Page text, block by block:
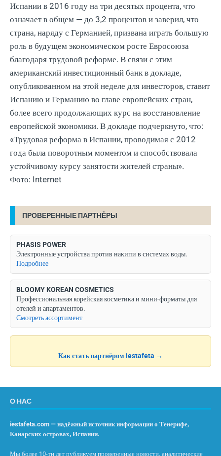
Испании в 2016 году на три десятых процента, что
означает в общем — до 3,2 процентов и заверил, что
страна, наряду с Германией, призвана играть большую
роль в будущем экономическом росте Евросоюза
благодаря трудовой реформе. В связи с этим
американский инвестиционный банк в докладе,
опубликованном на этой неделе для инвесторов, ставит
Испанию и Германию во главе европейских стран,
более всего продолжающих курс на восстановление
европейской экономики. В докладе подчеркнуто, что:
«Трудовая реформа в Испании, проводимая с 2012
года была поворотным моментом и способствовала
устойчивому курсу занятости жителей страны».
Фото: Internet
ПРОВЕРЕННЫЕ ПАРТНЁРЫ
PHASIS POWER
Электронные устройства против накипи в системах воды.
Подробнее
BLOOMY KOREAN COSMETICS
Профессиональная корейская косметика и мини-форматы для
отелей и апартаментов.
Смотреть ассортимент
Как стать партнёром iestafeta →
О НАС
iestafeta.com — надёжный источник информации о Тенерифе,
Канарских островах, Испании.
Мы более 10-ти лет публикуем проверенные новости, аналитические